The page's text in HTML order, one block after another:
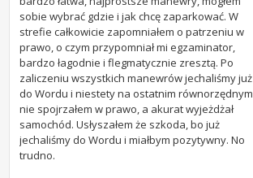
sobie wybrać gdzie i jak chcę zaparkować. W
strefie całkowicie zapomniałem o patrzeniu w
prawo, o czym przypomniał mi egzaminator,
bardzo łagodnie i flegmatycznie zresztą. Po
zaliczeniu wszystkich manewrów jechaliśmy już
do Wordu i niestety na ostatnim równorzędnym
nie spojrzałem w prawo, a akurat wyjeżdżał
samochód. Usłyszałem że szkoda, bo już
jechaliśmy do Wordu i miałbym pozytywny. No
trudno.